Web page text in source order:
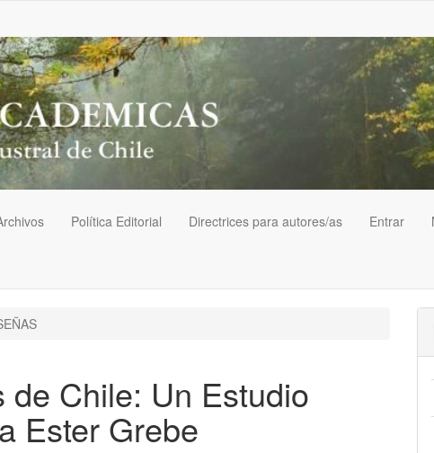
Política Editorial Directrices para autores/as Entrar
Chile: Un Estudio
Ester Grebe